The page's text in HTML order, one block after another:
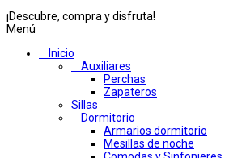
¡Descubre, compra y disfruta!
Menú
Inicio
Auxiliares
Perchas
Zapateros
Sillas
Dormitorio
Armarios dormitorio
Mesillas de noche